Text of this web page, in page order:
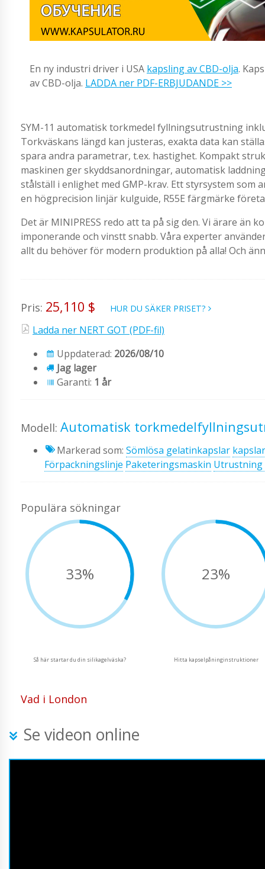
En ny industri driver i USA kapsling av CBD-olja.
av CBD-olja. LADDA ner PDF-ERBJUDANDE >>
SYM-11 automatisk torkmedel fyllningsutrustning
Torkväskans längd kan justeras, exakta data kan
spara andra parametrar, t.ex. hastighet. Kompakt
maskinen ger skyddsanordningar, automatisk
stålställ i enlighet med GMP-krav. Ett styrsystem
en högprecision linjär kulguide, R55E färgmärke
Det är MINIPRESS redo att ta på sig den. Vi ärare än
imponerande och vinstt snabb. Våra experter
allt du behöver för modern produktion på alla! Och
Pris: 25,110 $ HUR DU SÄKER PRISET?
Ladda ner NERT GOT (PDF-fil)
Uppdaterad: 2026/08/10
Jag lager
Garanti: 1 år
Modell: Automatisk
Markerad som: Sömlösa gelatinkapslar kapslar
Förpackningslinje Paketeringsmaskin
Populära sökningar
33%
Så här startar du din silikagelväska?
23%
Hitta kapselpåninginstruktioner
Vad i London
Se videon online